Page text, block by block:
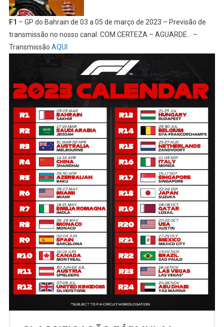
F1 – GP do Bahrain de 03 a 05 de março de 2023 – Previsão de
transmissão no nosso canal: COM CERTEZA – AGUARDE… –
Transmissão AQUI